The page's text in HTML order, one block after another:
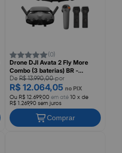
(0)
Drone DJI Avata 2 Fly More
Combo (3 baterias) BR -
DJI049
DeR$ 13.990,00por
R$ 12.064,05 no PIX
Ou R$ 12.699,00em até 10 x de
R$ 1.269,90 sem juros
Comprar